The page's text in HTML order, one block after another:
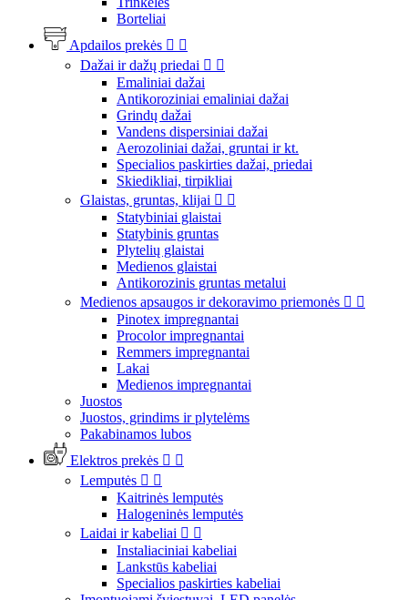
Borteliai
Apdailos prekės  
Dažai ir dažų priedai  
Emaliniai dažai
Antikoroziniai emaliniai dažai
Grindų dažai
Vandens dispersiniai dažai
Aerozoliniai dažai, gruntai ir kt.
Specialios paskirties dažai, priedai
Skiedikliai, tirpikliai
Glaistas, gruntas, klijai  
Statybiniai glaistai
Statybinis gruntas
Plytelių glaistai
Medienos glaistai
Antikorozinis gruntas metalui
Medienos apsaugos ir dekoravimo priemonės  
Pinotex impregnantai
Procolor impregnantai
Remmers impregnantai
Lakai
Medienos impregnantai
Juostos
Juostos, grindims ir plytelėms
Pakabinamos lubos
Elektros prekės  
Lemputės  
Kaitrinės lemputės
Halogeninės lemputės
Laidai ir kabeliai  
Instaliaciniai kabeliai
Lankstūs kabeliai
Specialios paskirties kabeliai